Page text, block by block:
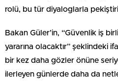
rolü, bu tür diyaloglarla
Bakan Güler’in, “Güvenlik iş
yararına olacaktır” şeklindeki
bir kez daha gözler önüne
ilerleyen günlerde daha da